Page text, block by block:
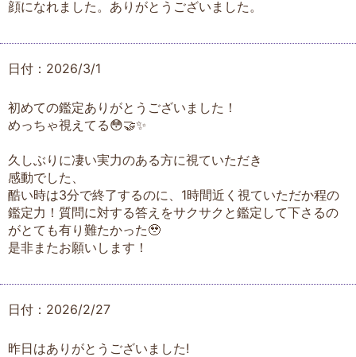
顔になれました。ありがとうございました。
日付：2026/3/1
初めての鑑定ありがとうございました！
めっちゃ視えてる😳🤝✨
久しぶりに凄い実力のある方に視ていただき
感動でした、
酷い時は3分で終了するのに、1時間近く視ていただか程の
鑑定力！質問に対する答えをサクサクと鑑定して下さるの
がとても有り難たかった🥹
是非またお願いします！
日付：2026/2/27
昨日はありがとうございました!